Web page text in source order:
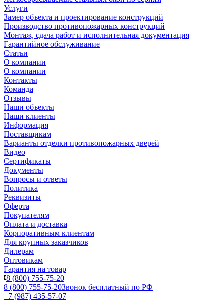
Услуги
Замер объекта и проектирование конструкций
Производство противопожарных конструкций
Монтаж, сдача работ и исполнительная документация
Гарантийное обслуживание
Статьи
О компании
О компании
Контакты
Команда
Отзывы
Наши объекты
Наши клиенты
Информация
Поставщикам
Варианты отделки противопожарных дверей
Видео
Сертификаты
Документы
Вопросы и ответы
Политика
Реквизиты
Оферта
Покупателям
Оплата и доставка
Корпоративным клиентам
Для крупных заказчиков
Дилерам
Оптовикам
Гарантия на товар
8 (800) 755-75-20
8 (800) 755-75-20Звонок бесплатный по РФ
+7 (987) 435-57-07